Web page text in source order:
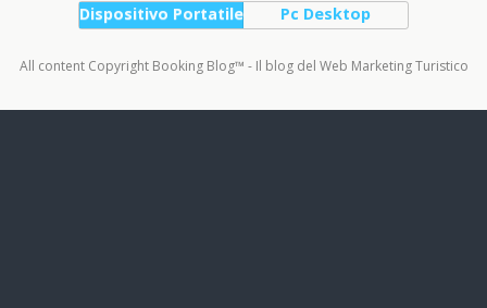
Dispositivo Portatile Pc Desktop
All content Copyright Booking Blog™ - Il blog del Web Marketing Turistico